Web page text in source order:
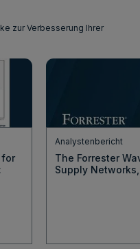
zur Verbesserung Ihrer
for
Analystenbericht
The Forrester
Supply